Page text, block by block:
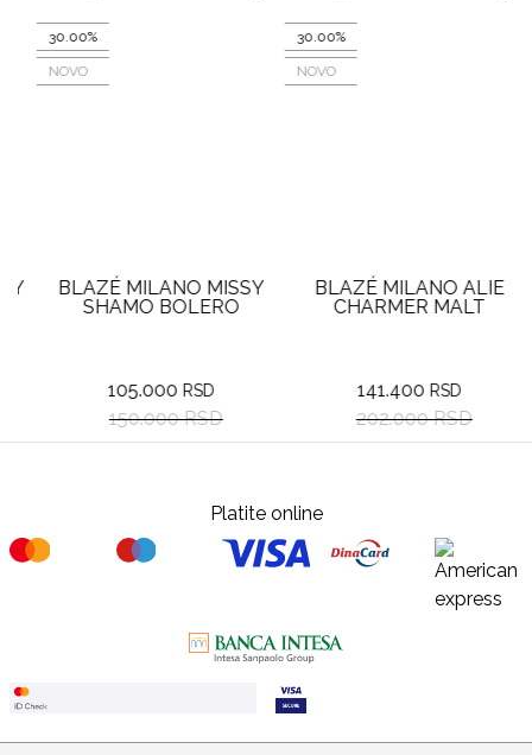
30.00%
NOVO
BLAZÉ MILANO MISSY
SHAMO BOLERO
105.000RSD
150.000 RSD
30.00%
NOVO
BLAZÉ MILANO ALIE
CHARMER MALT
141.400RSD
202.000 RSD
Platite online